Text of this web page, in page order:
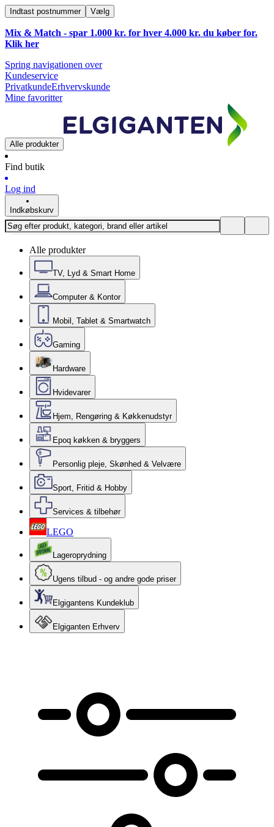
Indtast postnummer Vælg
Mix & Match - spar 1.000 kr. for hver 4.000 kr. du køber for.
Klik her
Spring navigationen over
Kundeservice
PrivatkundeErhvervskunde
Mine favoritter
Alle produkter
Find butik
Log ind
Indkøbskurv
Alle produkter
TV, Lyd & Smart Home
Computer & Kontor
Mobil, Tablet & Smartwatch
Gaming
Hardware
Hvidevarer
Hjem, Rengøring & Køkkenudstyr
Epoq køkken & bryggers
Personlig pleje, Skønhed & Velvære
Sport, Fritid & Hobby
Services & tilbehør
LEGO
Lageroprydning
Ugens tilbud - og andre gode priser
Elgigantens Kundeklub
Elgiganten Erhverv